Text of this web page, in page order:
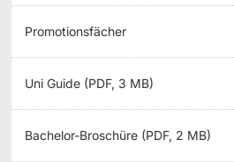
Promotionsfächer
Uni Guide (PDF, 3 MB)
Bachelor-Broschüre (PDF, 2 MB)